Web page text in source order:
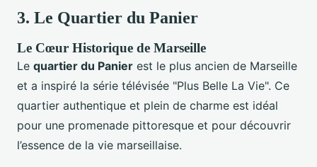
3. Le Quartier du Panier
Le Cœur Historique de Marseille
Le quartier du Panier est le plus ancien de Marseille
et a inspiré la série télévisée "Plus Belle La Vie". Ce
quartier authentique et plein de charme est idéal
pour une promenade pittoresque et pour découvrir
l’essence de la vie marseillaise.